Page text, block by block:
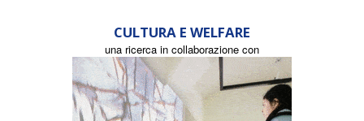
CULTURA E WELFARE
una ricerca in collaborazione con